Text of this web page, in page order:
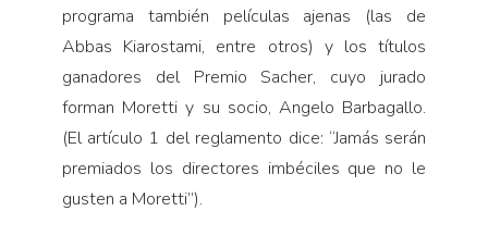
programa también películas ajenas (las de
Abbas Kiarostami, entre otros) y los títulos
ganadores del Premio Sacher, cuyo jurado
forman Moretti y su socio, Angelo Barbagallo.
(El artículo 1 del reglamento dice: “Jamás serán
premiados los directores imbéciles que no le
gusten a Moretti”).